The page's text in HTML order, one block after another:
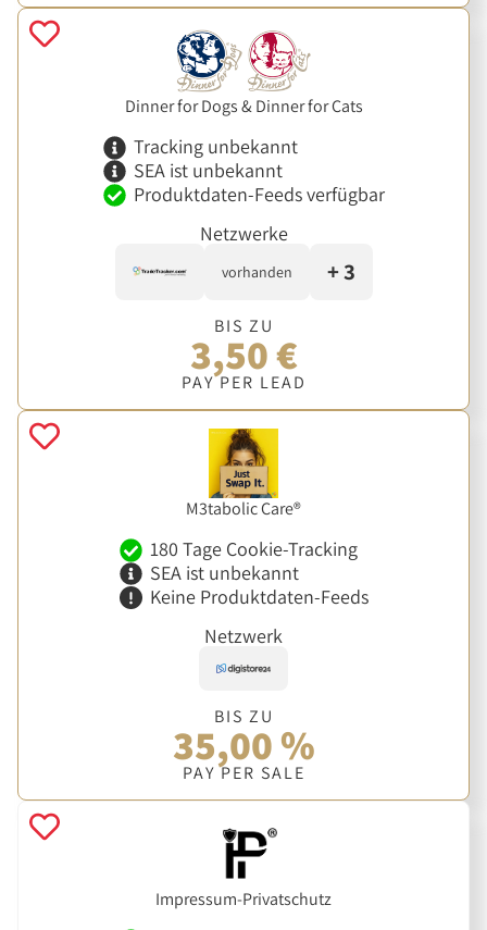
Dinner for Dogs & Dinner for Cats
Tracking unbekannt
SEA ist unbekannt
Produktdaten-Feeds verfügbar
Netzwerke
vorhanden + 3
BIS ZU
3,50 €
PAY PER LEAD
M3tabolic Care®
180 Tage Cookie-Tracking
SEA ist unbekannt
Keine Produktdaten-Feeds
Netzwerk
BIS ZU
35,00 %
PAY PER SALE
Impressum-Privatschutz